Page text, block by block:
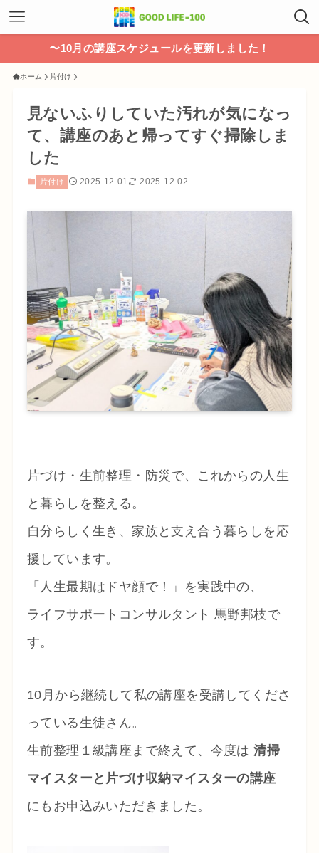
〜10月の講座スケジュールを更新しました！
ホーム 片付け
見ないふりしていた汚れが気になっ
て、講座のあと帰ってすぐ掃除しま
した
片付け 2025-12-01 2025-12-02
片づけ・生前整理・防災で、これからの人生
と暮らしを整える。
自分らしく生き、家族と支え合う暮らしを応
援しています。
「人生最期はドヤ顔で！」を実践中の、
ライフサポートコンサルタント 馬野邦枝で
す。
10月から継続して私の講座を受講してくださ
っている生徒さん。
生前整理１級講座まで終えて、今度は清掃
マイスターと片づけ収納マイスターの講座
にもお申込みいただきました。